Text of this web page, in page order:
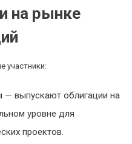
на рынке
участники:
— выпускают облигации на
уровне для
проектов.